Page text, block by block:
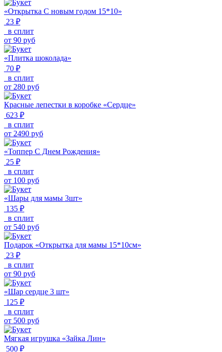
«Открытка С новым годом 15*10»
23 ₽
в сплит
от 90 руб
«Плитка шоколада»
70 ₽
в сплит
от 280 руб
Красные лепестки в коробке «Сердце»
623 ₽
в сплит
от 2490 руб
«Топпер С Днем Рождения»
25 ₽
в сплит
от 100 руб
«Шары для мамы 3шт»
135 ₽
в сплит
от 540 руб
Подарок «Открытка для мамы 15*10см»
23 ₽
в сплит
от 90 руб
«Шар сердце 3 шт»
125 ₽
в сплит
от 500 руб
Мягкая игрушка «Зайка Лин»
500 ₽